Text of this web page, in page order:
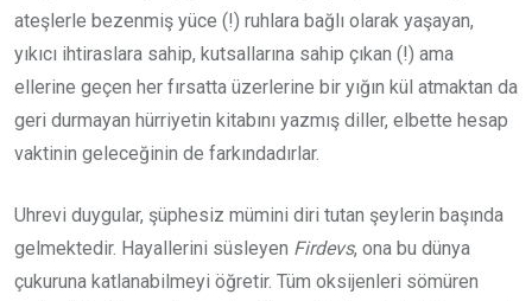
ateşlerle bezenmiş yüce (!) ruhlara bağlı olarak yaşayan,
yıkıcı ihtiraslara sahip, kutsallarına sahip çıkan (!) ama
ellerine geçen her fırsatta üzerlerine bir yığın kül atmaktan da
geri durmayan hürriyetin kitabını yazmış diller, elbette hesap
vaktinin geleceğinin de farkındadırlar.
Uhrevi duygular, şüphesiz mümini diri tutan şeylerin başında
gelmektedir. Hayallerini süsleyen Firdevs, ona bu dünya
çukuruna katlanabilmeyi öğretir. Tüm oksijenleri sömüren